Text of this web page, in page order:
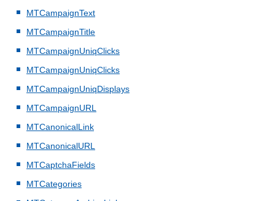
MTCampaignText
MTCampaignTitle
MTCampaignUniqClicks
MTCampaignUniqClicks
MTCampaignUniqDisplays
MTCampaignURL
MTCanonicalLink
MTCanonicalURL
MTCaptchaFields
MTCategories